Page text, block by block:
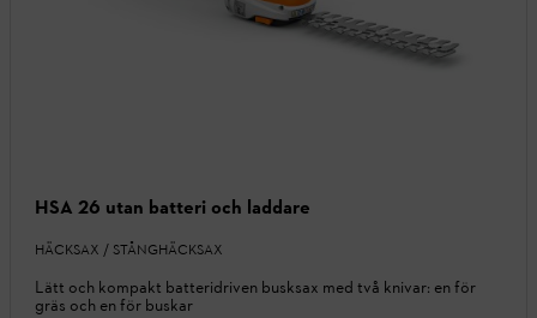
HSA 26 utan batteri och laddare
HÄCKSAX / STÅNGHÄCKSAX
Lätt och kompakt batteridriven busksax med två knivar: en för
gräs och en för buskar